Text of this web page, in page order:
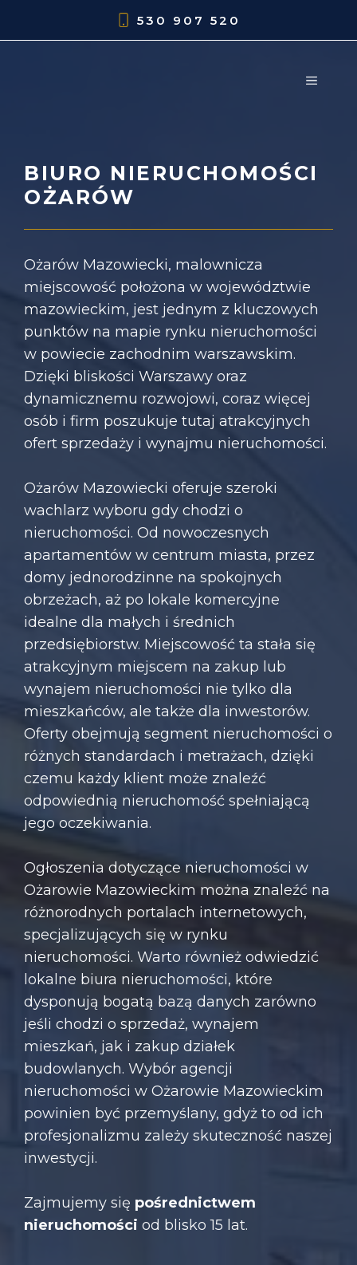
530 907 520
MENU
BIURO NIERUCHOMOŚCI
OŻARÓW
Ożarów Mazowiecki, malownicza
miejscowość położona w województwie
mazowieckim, jest jednym z kluczowych
punktów na mapie rynku nieruchomości
w powiecie zachodnim warszawskim.
Dzięki bliskości Warszawy oraz
dynamicznemu rozwojowi, coraz więcej
osób i firm poszukuje tutaj atrakcyjnych
ofert sprzedaży i wynajmu nieruchomości.
Ożarów Mazowiecki oferuje szeroki
wachlarz wyboru gdy chodzi o
nieruchomości. Od nowoczesnych
apartamentów w centrum miasta, przez
domy jednorodzinne na spokojnych
obrzeżach, aż po lokale komercyjne
idealne dla małych i średnich
przedsiębiorstw. Miejscowość ta stała się
atrakcyjnym miejscem na zakup lub
wynajem nieruchomości nie tylko dla
mieszkańców, ale także dla inwestorów.
Oferty obejmują segment nieruchomości o
różnych standardach i metrażach, dzięki
czemu każdy klient może znaleźć
odpowiednią nieruchomość spełniającą
jego oczekiwania.
Ogłoszenia dotyczące nieruchomości w
Ożarowie Mazowieckim można znaleźć na
różnorodnych portalach internetowych,
specjalizujących się w rynku
nieruchomości. Warto również odwiedzić
lokalne biura nieruchomości, które
dysponują bogatą bazą danych zarówno
jeśli chodzi o sprzedaż, wynajem
mieszkań, jak i zakup działek
budowlanych. Wybór agencji
nieruchomości w Ożarowie Mazowieckim
powinien być przemyślany, gdyż to od ich
profesjonalizmu zależy skuteczność naszej
inwestycji.
Zajmujemy się pośrednictwem
nieruchomości od blisko 15 lat.